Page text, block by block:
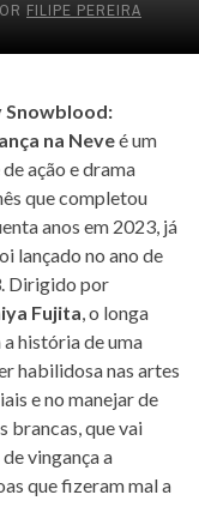
FILIPE PEREIRA
Snowblood:
na Neveé um
ação e drama
que completou
anos em 2023, já
lançado no ano de
Dirigido por
Fujita, o longa
a história de uma
habilidosa nas artes
e no manejar de
brancas, que vai
vingança a
que fizeram mal a